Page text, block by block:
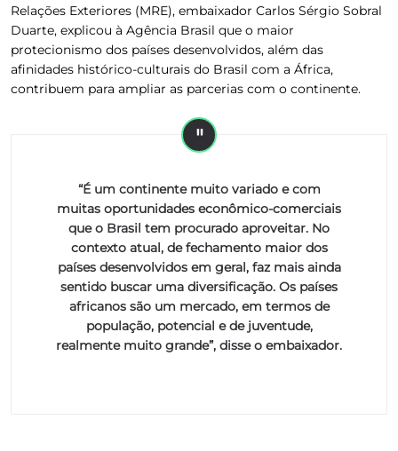
Relações Exteriores (MRE), embaixador Carlos Sérgio Sobral
Duarte, explicou à Agência Brasil que o maior
protecionismo dos países desenvolvidos, além das
afinidades histórico-culturais do Brasil com a África,
contribuem para ampliar as parcerias com o continente.
“É um continente muito variado e com
muitas oportunidades econômico-comerciais
que o Brasil tem procurado aproveitar. No
contexto atual, de fechamento maior dos
países desenvolvidos em geral, faz mais ainda
sentido buscar uma diversificação. Os países
africanos são um mercado, em termos de
população, potencial e de juventude,
realmente muito grande”, disse o embaixador.